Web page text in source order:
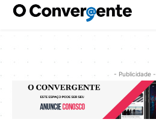
- Publicidade -